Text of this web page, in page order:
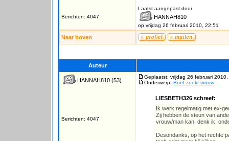
Berichten: 4047
Laatst aangepast door
HANNAH810
op vrijdag 26 februari 2010, 22:51
Naar boven
Auteur
HANNAH810 (53)
Berichten: 4047
Geplaatst: vrijdag 26 februari
Onderwerp: Boef zoekt vrouw
LIESBETH326 schreef:
Ik werk regelmatig met ex-
Zij hebben de steun van
vrouw/man kan, denk ik,
Desondanks, op het rechte